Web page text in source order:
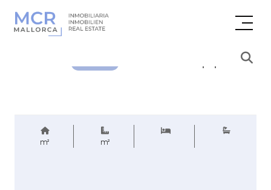
Cenová poptávka
m² m²